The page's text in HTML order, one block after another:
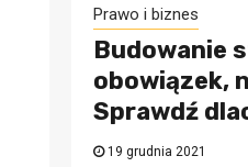
Prawo i biznes
Budowanie
obowiązek,
Sprawdź
19 grudnia 2021